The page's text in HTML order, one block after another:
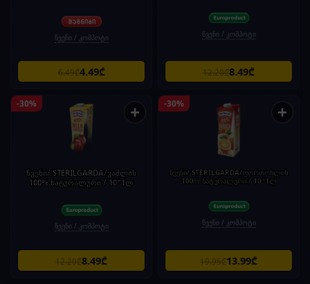
წვენი / კომპოტი
6.49₾4.49₾
წვენი / კომპოტი
12.20₾8.49₾
-30% +
წვენი/ STERILGARDA/ვაშლის
100% ნატურალური / 10*1ლ
წვენი / კომპოტი
12.20₾8.49₾
-30% +
წვენი/ STERILGARDA/ფორთოხლის
100% ნატურალური / 10*1ლ
წვენი / კომპოტი
19.95₾13.99₾